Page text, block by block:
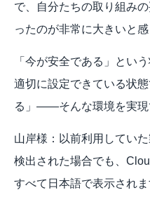
で、自分たちの取り組み
ったのが非常に大きいと感
「今が安全である」とい
適切に設定できている状
る」——そんな環境を実現
山岸様：以前利用してい
検出された場合でも、
すべて日本語で表示され